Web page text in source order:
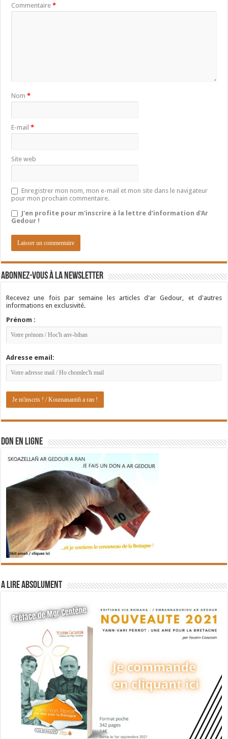
Commentaire*
Nom*
E-mail*
Site web
Enregistrer mon nom, mon e-mail et mon site dans le navigateur
pour mon prochain commentaire.
J'en profite pour m'inscrire à la lettre d'information d'Ar
Gedour !
Abonnez-vous à la newsletter
Recevez une fois par semaine les articles d'ar Gedour, et d'autres
informations en exclusivité.
Prénom :
Adresse email:
DON EN LIGNE
A lire absolument